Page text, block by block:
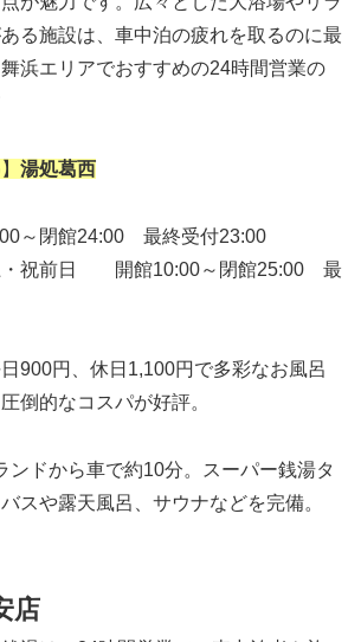
る施設は、車中泊の疲れを取るのに最
浜エリアでおすすめの24時間営業の
湯処葛西
～閉館24:00 最終受付23:00
日 開館10:00～閉館25:00 最
900円、休日1,100円で多彩なお風呂
倒的なコスパが好評。
ンドから車で約10分。スーパー銭湯タ
スや露天風呂、サウナなどを完備。
店